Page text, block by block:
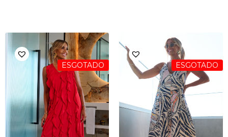
ESGOTADO ESGOTADO